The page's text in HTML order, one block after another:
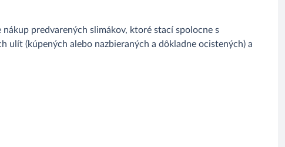
predvarených slimákov, ktoré stací spolocne s
ulít (kúpených alebo nazbieraných a dôkladne ocistených) a